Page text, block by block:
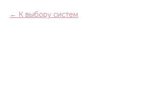
К выбору систем